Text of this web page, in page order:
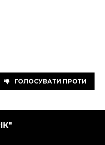
ГОЛОСУВАТИ ПРОТИ